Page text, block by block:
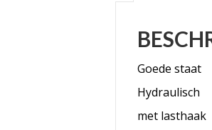
Goede staat
Hydraulisch
met lasthaak